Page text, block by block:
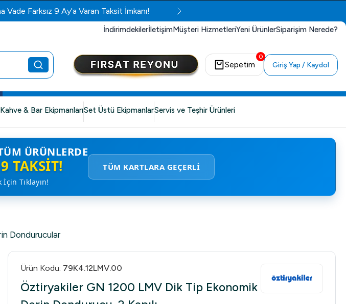
Farksız 9 Ay'a Varan Taksit İmkanı!
İndirimdekilerİletişimMüşteri HizmetleriYeni ÜrünlerSiparişim Nerede?
0
Sepetim Giriş Yap / Kaydol
Kahve & Bar EkipmanlarıSet Üstü EkipmanlarServis ve Teşhir Ürünleri
ÜRÜNLERDE
TAKSIT!
Tıklayın!
TÜM KARTLARA GEÇERLİ
Dondurucular
Ürün Kodu: 79K4.12LMV.00
Öztiryakiler GN 1200 LMV Dik Tip Ekonomik